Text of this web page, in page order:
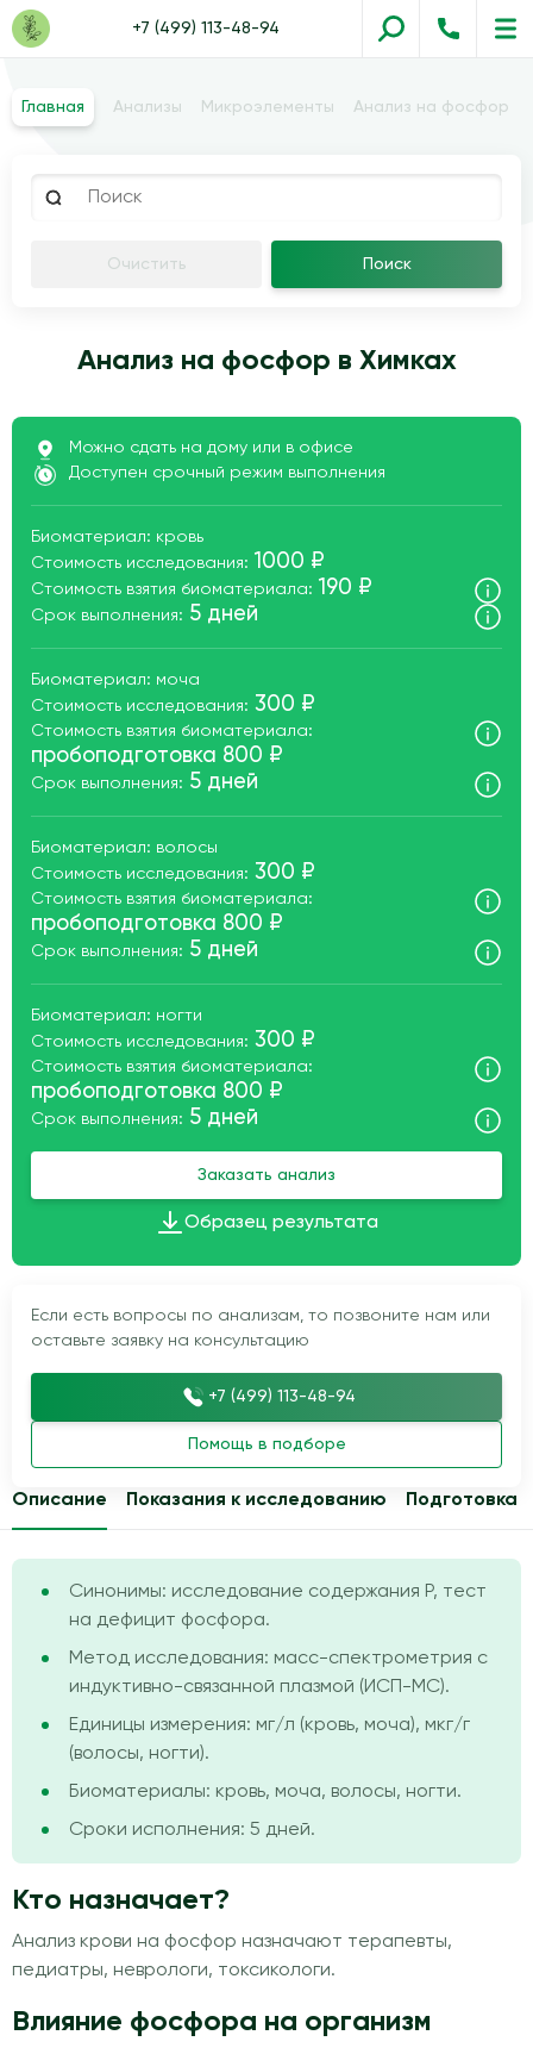
+7 (499) 113-48-94
Главная Анализы Микроэлементы Анализ на фосфор
Очистить Поиск
Анализ на фосфор в Химках
Описание Показания к исследованию Подготовка
Синонимы: исследование содержания P, тест
на дефицит фосфора.
Метод исследования: масс-спектрометрия с
индуктивно-связанной плазмой (ИСП-МС).
Единицы измерения: мг/л (кровь, моча), мкг/г
(волосы, ногти).
Биоматериалы: кровь, моча, волосы, ногти.
Сроки исполнения: 5 дней.
Кто назначает?
Анализ крови на фосфор назначают терапевты,
педиатры, неврологи, токсикологи.
Влияние фосфора на организм
Можно сдать на дому или в офисе
Доступен срочный режим выполнения
Биоматериал: кровь
Стоимость исследования: 1000 ₽
Стоимость взятия биоматериала: 190 ₽
Срок выполнения: 5 дней
Биоматериал: моча
Стоимость исследования: 300 ₽
Стоимость взятия биоматериала:
пробоподготовка 800 ₽
Срок выполнения: 5 дней
Биоматериал: волосы
Стоимость исследования: 300 ₽
Стоимость взятия биоматериала:
пробоподготовка 800 ₽
Срок выполнения: 5 дней
Биоматериал: ногти
Стоимость исследования: 300 ₽
Стоимость взятия биоматериала:
пробоподготовка 800 ₽
Срок выполнения: 5 дней
Заказать анализ
Образец результата
Если есть вопросы по анализам, то позвоните нам или
оставьте заявку на консультацию
+7 (499) 113-48-94
Помощь в подборе